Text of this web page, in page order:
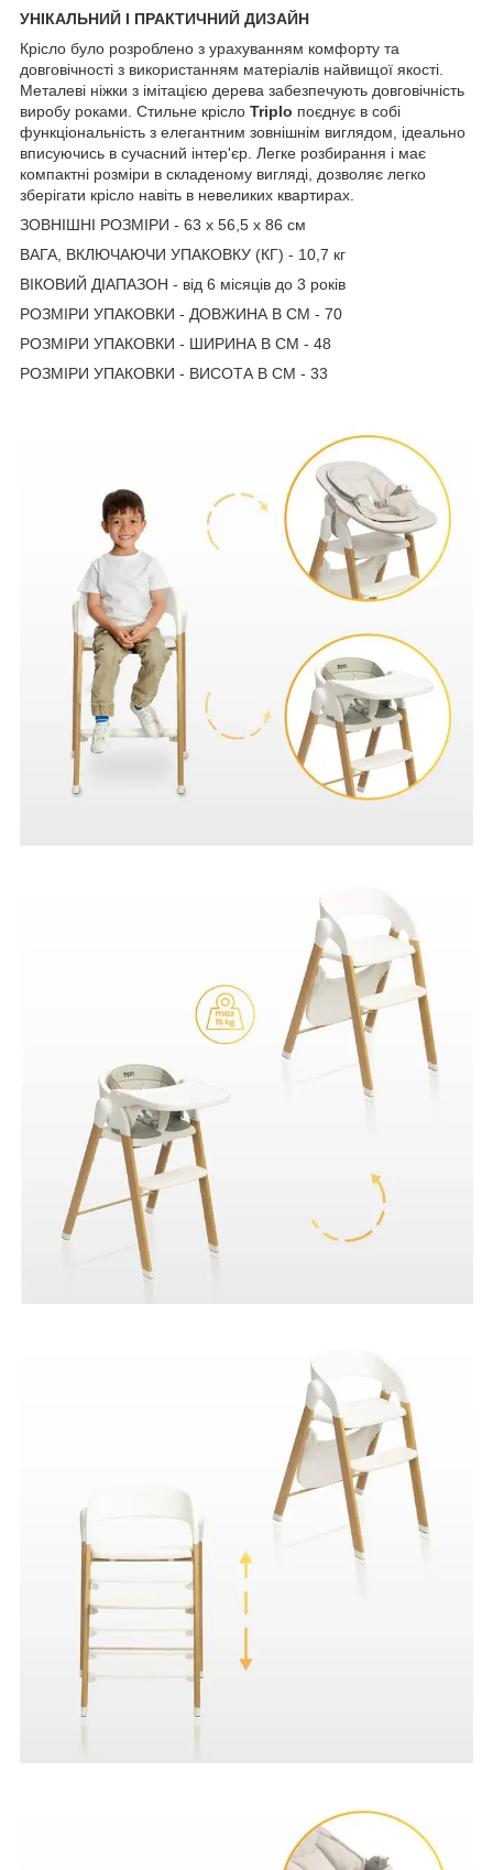
УНІКАЛЬНИЙ І ПРАКТИЧНИЙ ДИЗАЙН
Крісло було розроблено з урахуванням комфорту та
довговічності з використанням матеріалів найвищої якості.
Металеві ніжки з імітацією дерева забезпечують довговічність
виробу роками. Стильне крісло Triplo поєднує в собі
функціональність з елегантним зовнішнім виглядом, ідеально
вписуючись в сучасний інтер'єр. Легке розбирання і має
компактні розміри в складеному вигляді, дозволяє легко
зберігати крісло навіть в невеликих квартирах.
ЗОВНІШНІ РОЗМІРИ - 63 х 56,5 х 86 см
ВАГА, ВКЛЮЧАЮЧИ УПАКОВКУ (КГ) - 10,7 кг
ВІКОВИЙ ДІАПАЗОН - від 6 місяців до 3 років
РОЗМІРИ УПАКОВКИ - ДОВЖИНА В СМ - 70
РОЗМІРИ УПАКОВКИ - ШИРИНА В СМ - 48
РОЗМІРИ УПАКОВКИ - ВИСОТА В СМ - 33